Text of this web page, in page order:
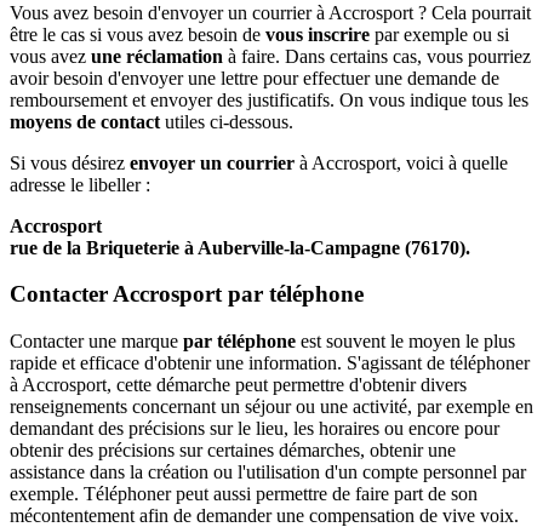
Vous avez besoin d'envoyer un courrier à Accrosport ? Cela pourrait
être le cas si vous avez besoin de vous inscrire par exemple ou si
vous avez une réclamation à faire. Dans certains cas, vous pourriez
avoir besoin d'envoyer une lettre pour effectuer une demande de
remboursement et envoyer des justificatifs. On vous indique tous les
moyens de contact utiles ci-dessous.
Si vous désirez envoyer un courrier à Accrosport, voici à quelle
adresse le libeller :
Accrosport
rue de la Briqueterie à Auberville-la-Campagne (76170).
Contacter Accrosport par téléphone
Contacter une marque par téléphone est souvent le moyen le plus
rapide et efficace d'obtenir une information. S'agissant de téléphoner
à Accrosport, cette démarche peut permettre d'obtenir divers
renseignements concernant un séjour ou une activité, par exemple en
demandant des précisions sur le lieu, les horaires ou encore pour
obtenir des précisions sur certaines démarches, obtenir une
assistance dans la création ou l'utilisation d'un compte personnel par
exemple. Téléphoner peut aussi permettre de faire part de son
mécontentement afin de demander une compensation de vive voix.